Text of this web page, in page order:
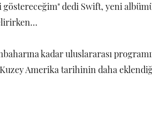
dedi Swift, yeni albümü
kadar uluslararası
Kuzey Amerika tarihinin daha